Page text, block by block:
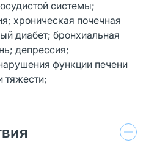
системы;
хроническая почечная
диабет; бронхиальная
депрессия;
функции печени
тяжести;